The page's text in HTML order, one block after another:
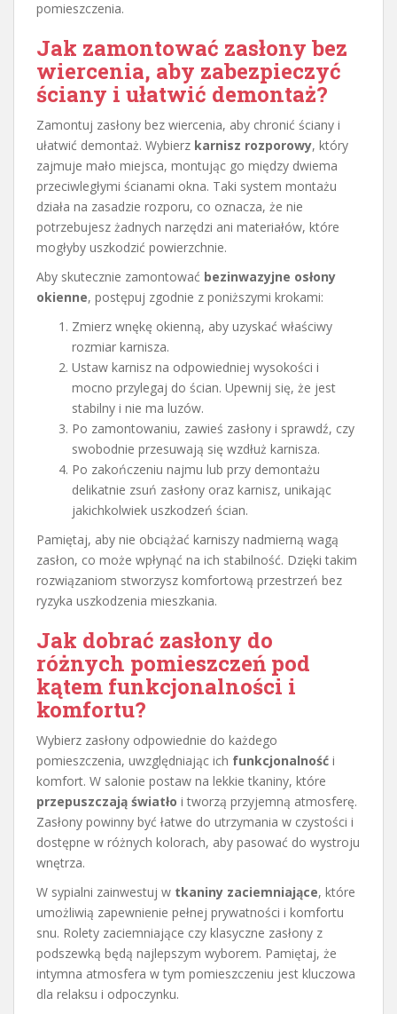
pomieszczenia.
Jak zamontować zasłony bez
wiercenia, aby zabezpieczyć
ściany i ułatwić demontaż?
Zamontuj zasłony bez wiercenia, aby chronić ściany i
ułatwić demontaż. Wybierz karnisz rozporowy, który
zajmuje mało miejsca, montując go między dwiema
przeciwległymi ścianami okna. Taki system montażu
działa na zasadzie rozporu, co oznacza, że nie
potrzebujesz żadnych narzędzi ani materiałów, które
mogłyby uszkodzić powierzchnie.
Aby skutecznie zamontować bezinwazyjne osłony
okienne, postępuj zgodnie z poniższymi krokami:
Zmierz wnękę okienną, aby uzyskać właściwy
rozmiar karnisza.
Ustaw karnisz na odpowiedniej wysokości i
mocno przylegaj do ścian. Upewnij się, że jest
stabilny i nie ma luzów.
Po zamontowaniu, zawieś zasłony i sprawdź, czy
swobodnie przesuwają się wzdłuż karnisza.
Po zakończeniu najmu lub przy demontażu
delikatnie zsuń zasłony oraz karnisz, unikając
jakichkolwiek uszkodzeń ścian.
Pamiętaj, aby nie obciążać karniszy nadmierną wagą
zasłon, co może wpłynąć na ich stabilność. Dzięki takim
rozwiązaniom stworzysz komfortową przestrzeń bez
ryzyka uszkodzenia mieszkania.
Jak dobrać zasłony do
różnych pomieszczeń pod
kątem funkcjonalności i
komfortu?
Wybierz zasłony odpowiednie do każdego
pomieszczenia, uwzględniając ich funkcjonalność i
komfort. W salonie postaw na lekkie tkaniny, które
przepuszczają światło i tworzą przyjemną atmosferę.
Zasłony powinny być łatwe do utrzymania w czystości i
dostępne w różnych kolorach, aby pasować do wystroju
wnętrza.
W sypialni zainwestuj w tkaniny zaciemniające, które
umożliwią zapewnienie pełnej prywatności i komfortu
snu. Rolety zaciemniające czy klasyczne zasłony z
podszewką będą najlepszym wyborem. Pamiętaj, że
intymna atmosfera w tym pomieszczeniu jest kluczowa
dla relaksu i odpoczynku.